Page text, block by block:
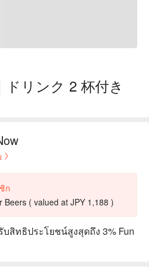
ドリンク 2 杯付き
ก
Beers ( valued at JPY 1,188 )
สิทธิประโยชน์สูงสุดถึง 3% Fun